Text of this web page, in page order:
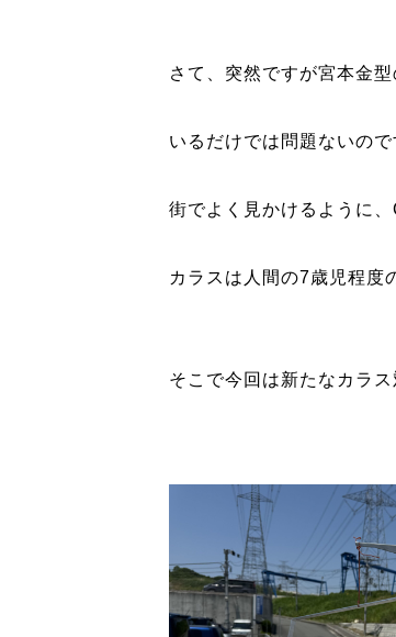
さて、突然ですが宮本金
いるだけでは問題ないの
街でよく見かけるように
カラスは人間の7歳児程度
そこで今回は新たなカラス